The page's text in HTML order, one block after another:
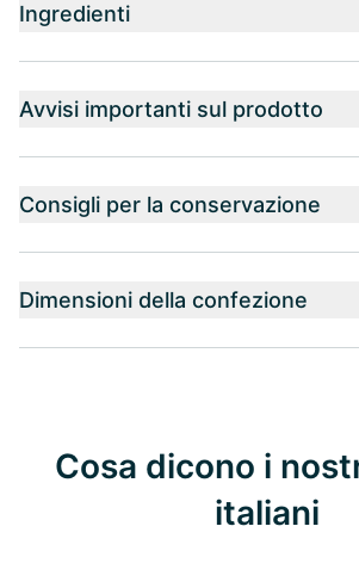
Ingredienti
Avvisi importanti sul prodotto
Consigli per la conservazione
Dimensioni della confezione
Cosa dicono i
italiani